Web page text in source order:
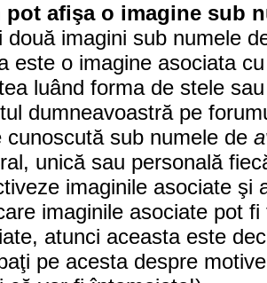
pot afişa o imagine sub
două imagini sub numele
este o imagine asociata
luând forma de stele
dumneavoastră pe
cunoscută sub numele de
unică sau personală
imaginile asociate şi
imaginile asociate pot
atunci aceasta este
pe acesta despre